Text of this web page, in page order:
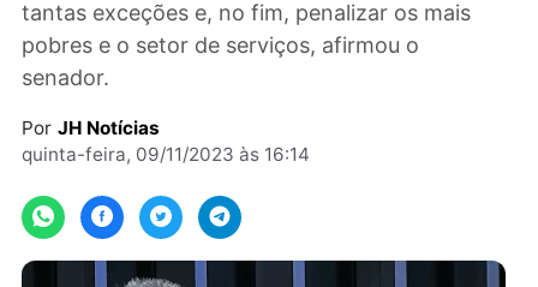
É uma completa irresponsabilidade permitir
tantas exceções e, no fim, penalizar os mais
pobres e o setor de serviços, afirmou o
senador.
quinta-feira, 09/11/2023 às 16:14